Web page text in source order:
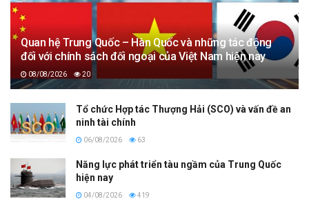
Quan hệ Trung Quốc – Hàn Quốc và những tác động
đối với chính sách đối ngoại của Việt Nam hiện nay
08/08/2026 20
Tổ chức Hợp tác Thượng Hải (SCO) và vấn đề an
ninh tài chính
06/08/2026 63
Năng lực phát triển tàu ngầm của Trung Quốc
hiện nay
04/08/2026 419